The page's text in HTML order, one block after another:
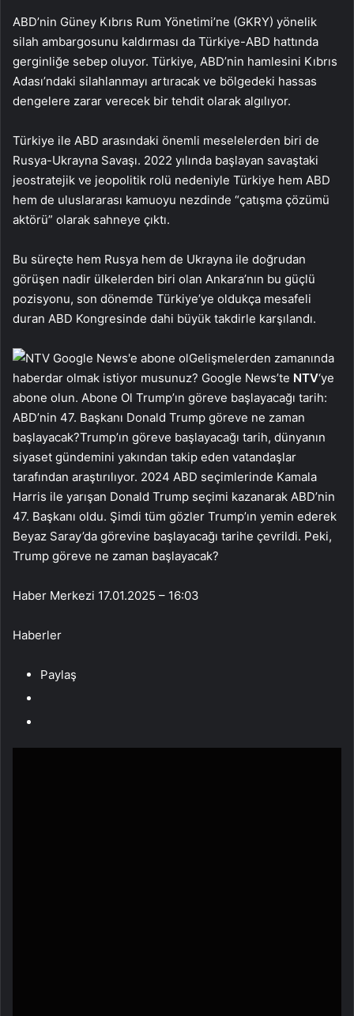
ABD’nin Güney Kıbrıs Rum Yönetimi’ne (GKRY) yönelik
silah ambargosunu kaldırması da Türkiye-ABD hattında
gerginliğe sebep oluyor. Türkiye, ABD’nin hamlesini Kıbrıs
Adası’ndaki silahlanmayı artıracak ve bölgedeki hassas
dengelere zarar verecek bir tehdit olarak algılıyor.
Türkiye ile ABD arasındaki önemli meselelerden biri de
Rusya-Ukrayna Savaşı. 2022 yılında başlayan savaştaki
jeostratejik ve jeopolitik rolü nedeniyle Türkiye hem ABD
hem de uluslararası kamuoyu nezdinde “çatışma çözümü
aktörü” olarak sahneye çıktı.
Bu süreçte hem Rusya hem de Ukrayna ile doğrudan
görüşen nadir ülkelerden biri olan Ankara’nın bu güçlü
pozisyonu, son dönemde Türkiye’ye oldukça mesafeli
duran ABD Kongresinde dahi büyük takdirle karşılandı.
Gelişmelerden zamanında
haberdar olmak istiyor musunuz? Google News’te NTV‘ye
abone olun. Abone Ol Trump’ın göreve başlayacağı tarih:
ABD’nin 47. Başkanı Donald Trump göreve ne zaman
başlayacak?Trump’ın göreve başlayacağı tarih, dünyanın
siyaset gündemini yakından takip eden vatandaşlar
tarafından araştırılıyor. 2024 ABD seçimlerinde Kamala
Harris ile yarışan Donald Trump seçimi kazanarak ABD’nin
47. Başkanı oldu. Şimdi tüm gözler Trump’ın yemin ederek
Beyaz Saray’da görevine başlayacağı tarihe çevrildi. Peki,
Trump göreve ne zaman başlayacak?
Haber Merkezi 17.01.2025 – 16:03
Haberler
Paylaş